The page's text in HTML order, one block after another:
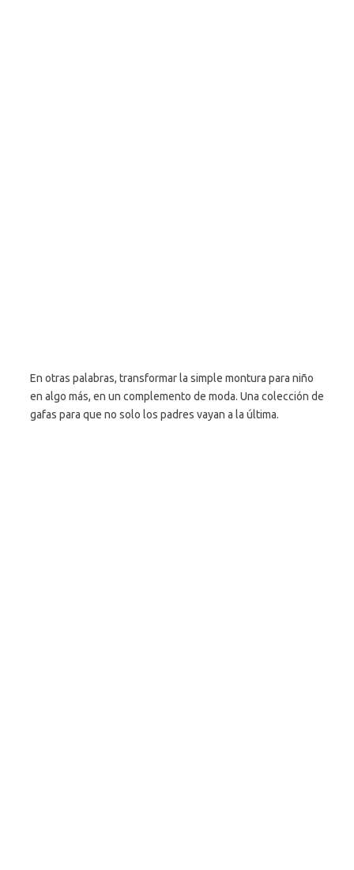
En otras palabras, transformar la simple montura para niño
en algo más, en un complemento de moda. Una colección de
gafas para que no solo los padres vayan a la última.